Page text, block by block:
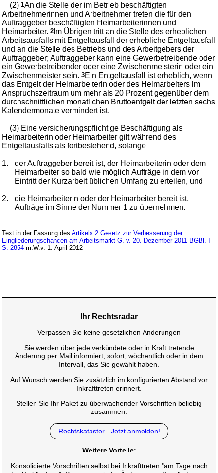
(2)1An die Stelle der im Betrieb beschäftigten
Arbeitnehmerinnen und Arbeitnehmer treten die für den
Auftraggeber beschäftigten Heimarbeiterinnen und
Heimarbeiter.2 Im Übrigen tritt an die Stelle des erheblichen
Arbeitsausfalls mit Entgeltausfall der erhebliche Entgeltausfall
und an die Stelle des Betriebs und des Arbeitgebers der
Auftraggeber; Auftraggeber kann eine Gewerbetreibende oder
ein Gewerbetreibender oder eine Zwischenmeisterin oder ein
Zwischenmeister sein.3Ein Entgeltausfall ist erheblich, wenn
das Entgelt der Heimarbeiterin oder des Heimarbeiters im
Anspruchszeitraum um mehr als 20 Prozent gegenüber dem
durchschnittlichen monatlichen Bruttoentgelt der letzten sechs
Kalendermonate vermindert ist.
(3) Eine versicherungspflichtige Beschäftigung als
Heimarbeiterin oder Heimarbeiter gilt während des
Entgeltausfalls als fortbestehend, solange
1.
der Auftraggeber bereit ist, der Heimarbeiterin oder dem
Heimarbeiter so bald wie möglich Aufträge in dem vor
Eintritt der Kurzarbeit üblichen Umfang zu erteilen, und
2.
die Heimarbeiterin oder der Heimarbeiter bereit ist,
Aufträge im Sinne der Nummer 1 zu übernehmen.
Text in der Fassung desArtikels 2 Gesetz zur Verbesserung der
Eingliederungschancen am Arbeitsmarkt G. v. 20. Dezember 2011 BGBl. I
S. 2854 m.W.v. 1. April 2012
Ihr Rechtsradar
Verpassen Sie keine gesetzlichen Änderungen
Sie werden über jede verkündete oder in Kraft tretende
Änderung per Mail informiert, sofort, wöchentlich oder in dem
Intervall, das Sie gewählt haben.
Auf Wunsch werden Sie zusätzlich im konfigurierten Abstand vor
Inkrafttreten erinnert.
Stellen Sie Ihr Paket zu überwachender Vorschriften beliebig
zusammen.
Rechtskataster - Jetzt anmelden!
Weitere Vorteile:
Konsolidierte Vorschriften selbst bei Inkrafttreten "am Tage nach